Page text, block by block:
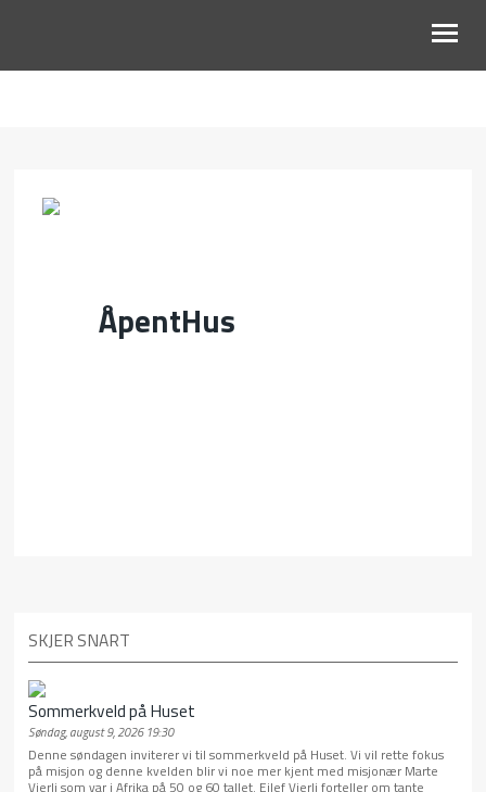
TALERÅpentHus
SKJER SNART
Sommerkveld på Huset
Søndag, august 9, 2026 19:30
Denne søndagen inviterer vi til sommerkveld på Huset. Vi vil rette fokus
på misjon og denne kvelden blir vi noe mer kjent med misjonær Marte
Vierli som var i Afrika på 50 og 60 tallet. Eilef Vierli forteller om tante